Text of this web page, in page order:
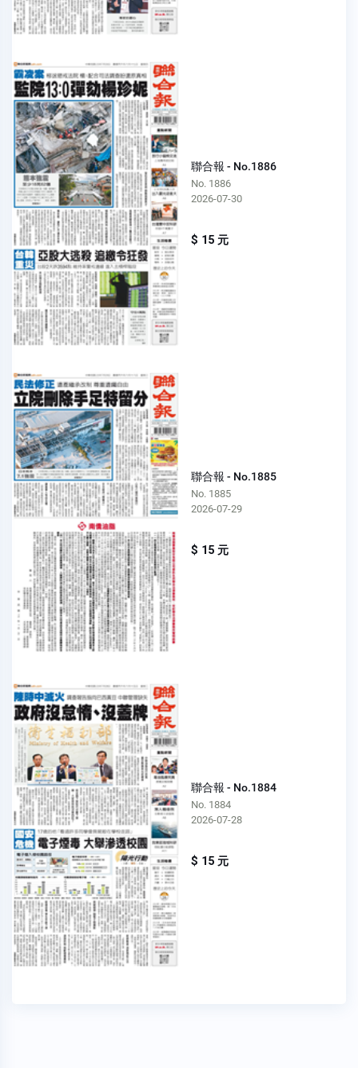
聯合報 - No.1886
No. 1886
2026-07-30
$ 15 元
聯合報 - No.1885
No. 1885
2026-07-29
$ 15 元
聯合報 - No.1884
No. 1884
2026-07-28
$ 15 元